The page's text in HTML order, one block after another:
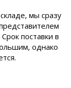
мы сразу
поставки в
однако